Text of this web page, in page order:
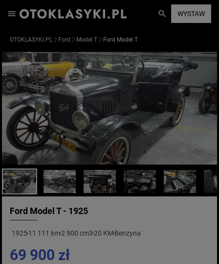
WYSTAW
OTOKLASYKI.PL Ford Model T Ford Model T
Ford Model T - 1925
192511 111 km2 900 cm320 KM Benzyna
69 900 zł